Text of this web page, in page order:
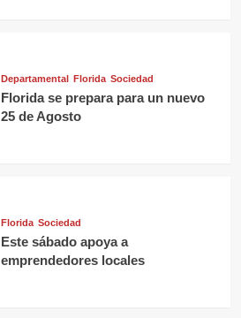
Departamental Florida Sociedad
Florida se prepara para un nuevo
25 de Agosto
Florida Sociedad
Este sábado apoya a
emprendedores locales